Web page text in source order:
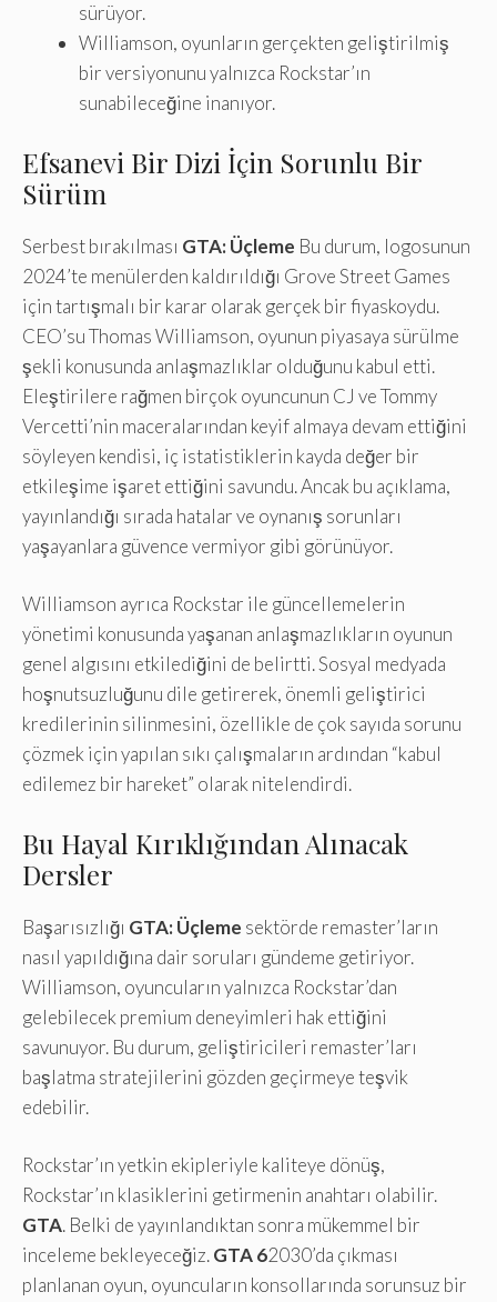
sürüyor.
Williamson, oyunların gerçekten geliştirilmiş
bir versiyonunu yalnızca Rockstar’ın
sunabileceğine inanıyor.
Efsanevi Bir Dizi İçin Sorunlu Bir
Sürüm
Serbest bırakılması GTA: Üçleme Bu durum, logosunun
2024’te menülerden kaldırıldığı Grove Street Games
için tartışmalı bir karar olarak gerçek bir fiyaskoydu.
CEO’su Thomas Williamson, oyunun piyasaya sürülme
şekli konusunda anlaşmazlıklar olduğunu kabul etti.
Eleştirilere rağmen birçok oyuncunun CJ ve Tommy
Vercetti’nin maceralarından keyif almaya devam ettiğini
söyleyen kendisi, iç istatistiklerin kayda değer bir
etkileşime işaret ettiğini savundu. Ancak bu açıklama,
yayınlandığı sırada hatalar ve oynanış sorunları
yaşayanlara güvence vermiyor gibi görünüyor.
Williamson ayrıca Rockstar ile güncellemelerin
yönetimi konusunda yaşanan anlaşmazlıkların oyunun
genel algısını etkilediğini de belirtti. Sosyal medyada
hoşnutsuzluğunu dile getirerek, önemli geliştirici
kredilerinin silinmesini, özellikle de çok sayıda sorunu
çözmek için yapılan sıkı çalışmaların ardından “kabul
edilemez bir hareket” olarak nitelendirdi.
Bu Hayal Kırıklığından Alınacak
Dersler
Başarısızlığı GTA: Üçleme sektörde remaster’ların
nasıl yapıldığına dair soruları gündeme getiriyor.
Williamson, oyuncuların yalnızca Rockstar’dan
gelebilecek premium deneyimleri hak ettiğini
savunuyor. Bu durum, geliştiricileri remaster’ları
başlatma stratejilerini gözden geçirmeye teşvik
edebilir.
Rockstar’ın yetkin ekipleriyle kaliteye dönüş,
Rockstar’ın klasiklerini getirmenin anahtarı olabilir.
GTA. Belki de yayınlandıktan sonra mükemmel bir
inceleme bekleyeceğiz.GTA 62030’da çıkması
planlanan oyun, oyuncuların konsollarında sorunsuz bir